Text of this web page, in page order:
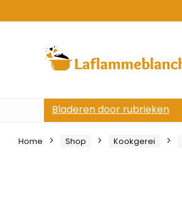
Bladeren door rubrieken
Home Shop Kookgerei